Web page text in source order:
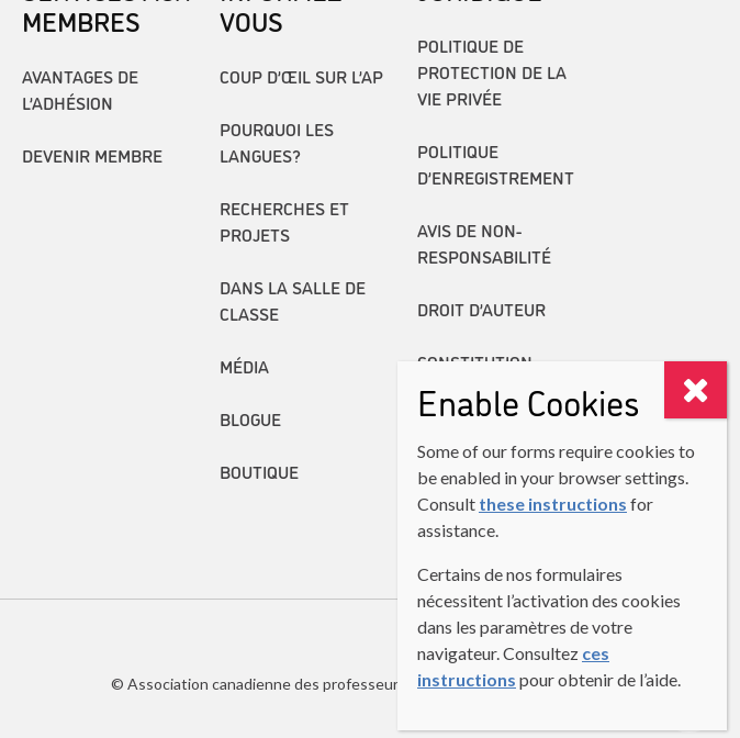
MEMBRES
AVANTAGES DE
L’ADHÉSION
DEVENIR MEMBRE
VOUS
COUP D’ŒIL SUR L’AP
POURQUOI LES
LANGUES?
RECHERCHES ET
PROJETS
DANS LA SALLE DE
CLASSE
MÉDIA
BLOGUE
BOUTIQUE
POLITIQUE DE
PROTECTION DE LA
VIE PRIVÉE
POLITIQUE
D’ENREGISTREMENT
AVIS DE NON-
RESPONSABILITÉ
DROIT D’AUTEUR
CONSTITUTION
RAPPORTS ANNUELS
© Association canadienne des professeurs de langues secondes (ACPLS)
Enable Cookies
Some of our forms require cookies to
be enabled in your browser settings.
Consult these instructions for
assistance.
Certains de nos formulaires
nécessitent l’activation des cookies
dans les paramètres de votre
navigateur. Consultez ces
instructions pour obtenir de l’aide.